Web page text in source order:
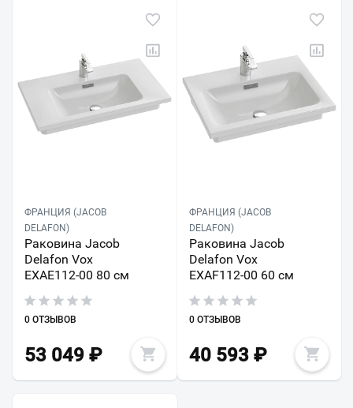
ФРАНЦИЯ (JACOB
DELAFON)
Раковина Jacob
Delafon Vox
EXAE112-00 80 см
0 ОТЗЫВОВ
53 049 ₽
ФРАНЦИЯ (JACOB
DELAFON)
Раковина Jacob
Delafon Vox
EXAF112-00 60 см
0 ОТЗЫВОВ
40 593₽